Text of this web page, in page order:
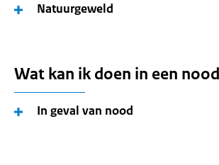
Natuurgeweld
Wat kan ik doen in een
In geval van nood